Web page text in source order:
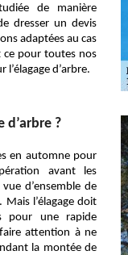
de manière
dresser un devis
adaptées au cas
pour toutes nos
d’arbre.
d’arbre ?
en automne pour
avant les
d’ensemble de
Mais l’élagage doit
pour une rapide
attention à ne
la montée de